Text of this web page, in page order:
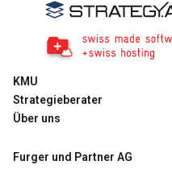
KMU
Strategieberater
Über uns
Furger und Partner AG